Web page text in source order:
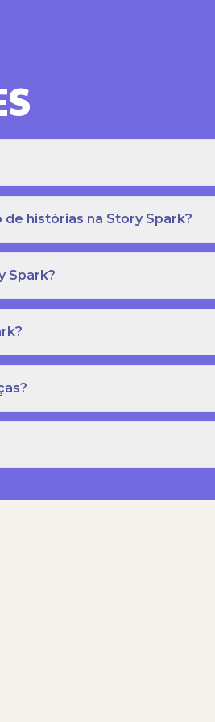
histórias na Story Spark?
Spark?